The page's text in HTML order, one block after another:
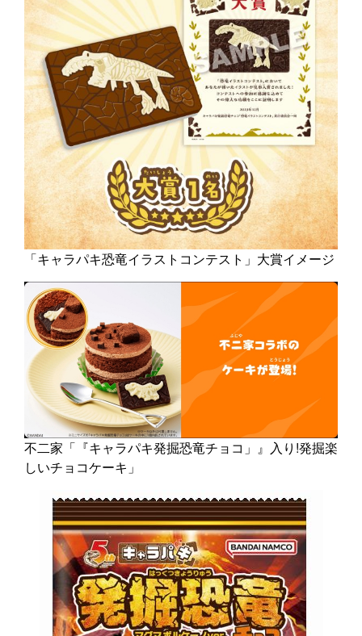
「キャラパキ恐竜イラストコンテスト」大賞イメージ
不二家「『キャラパキ発掘恐竜チョコ」』入り!発掘楽
しいチョコケーキ」